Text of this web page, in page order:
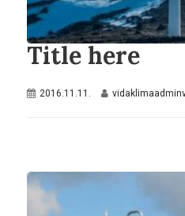
Title here
2016.11.11.